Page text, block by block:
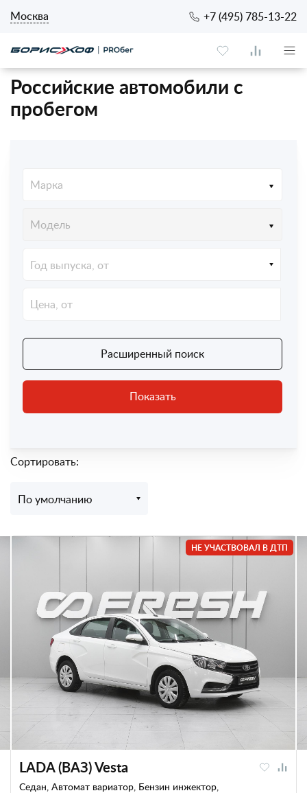
Москва +7 (495) 785-13-22
Российские автомобили с
пробегом
Марка
Модель
Год выпуска, от
Расширенный поиск
Показать
Сортировать:
По умолчанию
НЕ УЧАСТВОВАЛ В ДТП
LADA (ВАЗ) Vesta
Седан, Автомат вариатор, Бензин инжектор,